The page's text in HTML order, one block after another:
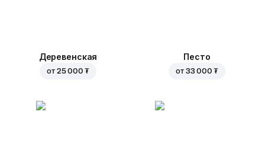
Деревенская
от 25 000 ₮
Песто
от 33 000 ₮